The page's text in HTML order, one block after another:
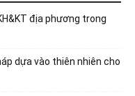
địa phương trong
dựa vào thiên nhiên cho